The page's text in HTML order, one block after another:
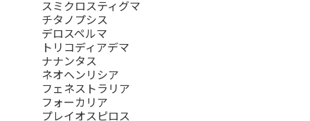
スミクロスティグマ
チタノプシス
デロスペルマ
トリコディアデマ
ナナンタス
ネオヘンリシア
フェネストラリア
フォーカリア
プレイオスピロス